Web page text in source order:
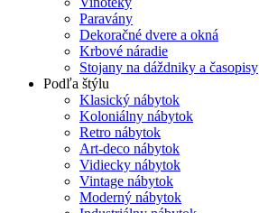
Paravány
Dekoračné dvere a okná
Krbové náradie
Stojany na dáždniky a časopisy
Podľa štýlu
Klasický nábytok
Koloniálny nábytok
Retro nábytok
Art-deco nábytok
Vidiecky nábytok
Vintage nábytok
Moderný nábytok